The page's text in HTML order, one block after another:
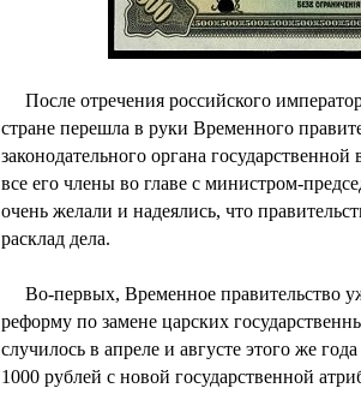
После отречения российского
стране перешла в руки Временного
законодательного органа
все его члены во главе с министром-
очень желали и надеялись, что
расклад дела.
Во-первых, Временное правительство
реформу по замене царских
случилось в апреле и августе этого же
1000 рублей с новой государственной